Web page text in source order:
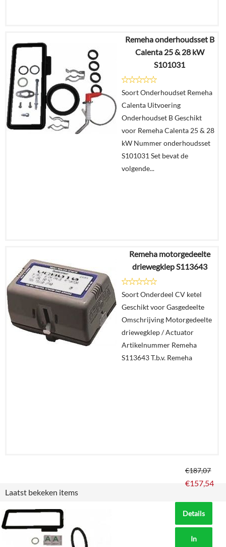
€79,86
€65,05
winkelmand
Remeha onderhoudsset B
Calenta 25 & 28 kW
S101031
Soort Onderhoudset Remeha
Calenta Uitvoering
Onderhoudset B Geschikt
voor Remeha Calenta 25 & 28
kW Nummer onderhoudsset
S101031 Set bevat de
volgende...
€68,49
€55,78
Details
In
winkelmand
Remeha motorgedeelte
driewegklep S113643
Soort Onderdeel CV ketel
Geschikt voor Gasgedeelte
Omschrijving Motorgedeelte
driewegklep / Actuator
Artikelnummer Remeha
S113643 T.b.v. Remeha
€187,07
€157,54
Details
In
Laatst bekeken items